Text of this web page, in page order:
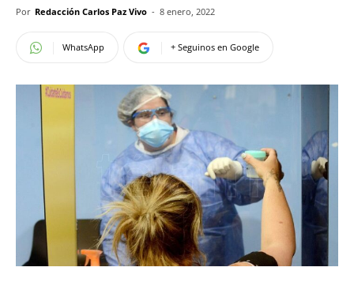
Por Redacción Carlos Paz Vivo - 8 enero, 2022
WhatsApp + Seguinos en Google